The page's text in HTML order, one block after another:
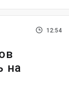
12:54
на